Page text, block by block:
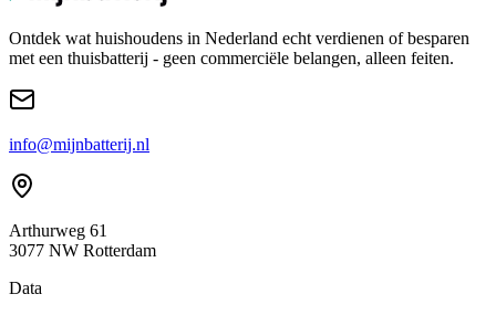
Ontdek wat huishoudens in Nederland echt verdienen of besparen
met een thuisbatterij - geen commerciële belangen, alleen feiten.
info@mijnbatterij.nl
Arthurweg 61
3077 NW Rotterdam
Data